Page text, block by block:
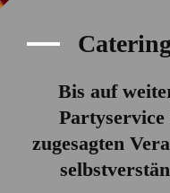
Bis auf
zugesagten